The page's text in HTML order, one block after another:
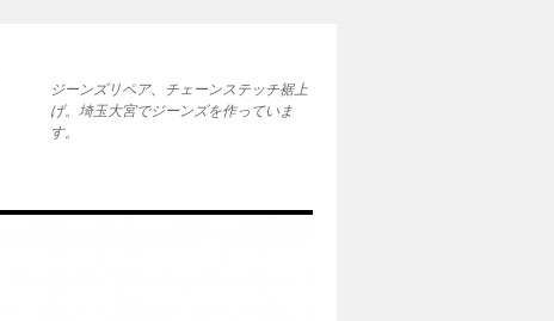
ジーンズリペア、チェーンステッチ裾上
げ。埼玉大宮でジーンズを作っていま
す。